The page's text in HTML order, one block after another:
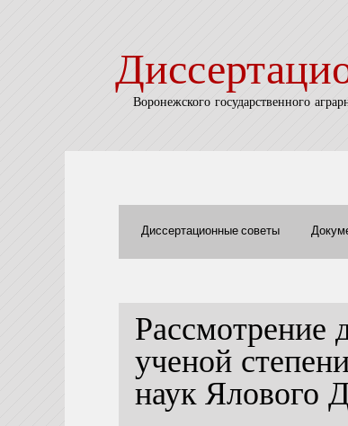
Воронежского государственного
Диссертационные советы
Рассмотрение
ученой
наук Ялового